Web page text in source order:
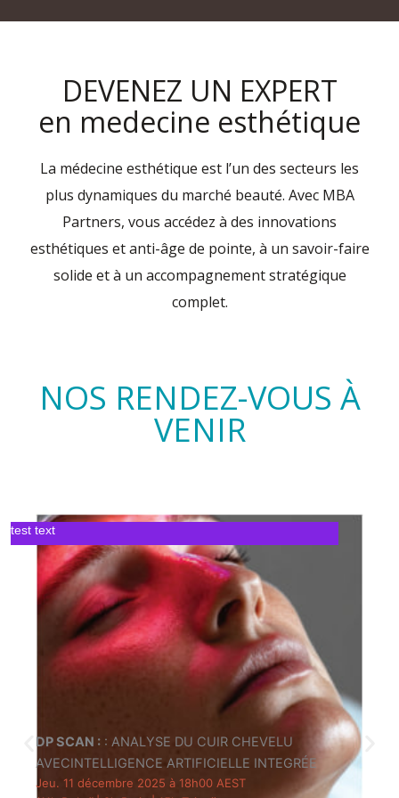
DEVENEZ UN EXPERT
en medecine esthétique
La médecine esthétique est l’un des secteurs les
plus dynamiques du marché beauté. Avec MBA
Partners, vous accédez à des innovations
esthétiques et anti-âge de pointe, à un savoir-faire
solide et à un accompagnement stratégique
complet.
NOS RENDEZ-VOUS À
VENIR
test text
DP SCAN : : ANALYSE DU CUIR CHEVELU
AVECINTELLIGENCE ARTIFICIELLE INTEGRÉE
Jeu. 11 décembre 2025 à 18h00 AEST